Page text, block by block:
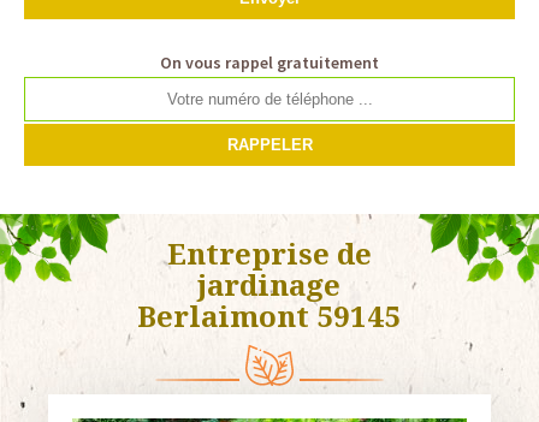
On vous rappel gratuitement
Entreprise de
jardinage
Berlaimont 59145